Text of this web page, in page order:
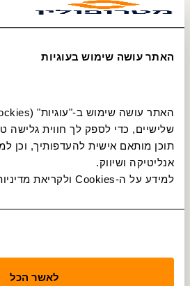
האתר עושה שימוש בעוגיות
אנליטיקה ושיווק.
למידע על ה-Cookies ולקריאת מדיניות הפרטיות שלנו
לאשר הכל
תחנה מס׳ 16484 איסוף והורדה
23
תחנה מס׳ 14493 איסוף והורדה
25
ערד
אודם/שושן
איסוף והורדה